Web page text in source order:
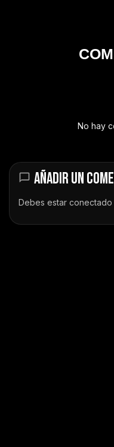
No hay
AÑADIR UN
Debes estar conectado